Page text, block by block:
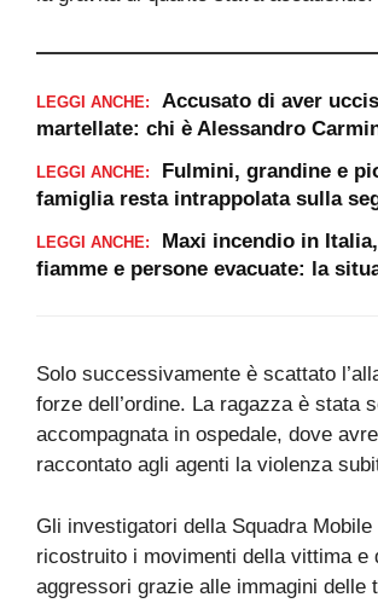
LEGGI ANCHE:
Accusato di aver
martellate: chi è Alessandro
LEGGI ANCHE:
Fulmini, grandine e
famiglia resta intrappolata sulla
LEGGI ANCHE:
Maxi incendio in
fiamme e persone evacuate: la
Solo successivamente è scattato
forze dell’ordine. La ragazza è stata
accompagnata in ospedale, dove
raccontato agli agenti la violenza
Gli investigatori della Squadra Mobile
ricostruito i movimenti della vittima e
aggressori grazie alle immagini delle